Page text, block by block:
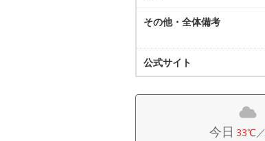
その他・全体備考
公式サイト
今日 33℃／